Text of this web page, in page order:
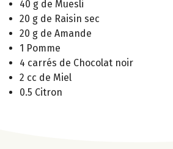
40 g de Muesli
20 g de Raisin sec
20 g de Amande
1 Pomme
4 carrés de Chocolat noir
2 cc de Miel
0.5 Citron